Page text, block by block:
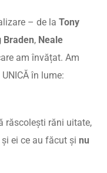
– de la Tony
Braden, Neale
am învățat. Am
în lume:
răscolești răni uitate,
ei ce au făcut și nu